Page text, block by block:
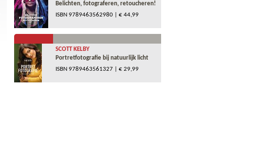
Belichten, fotograferen, retoucheren!
ISBN 9789463562980 | € 44,99
SCOTT KELBY
Portretfotografie bij natuurlijk licht
ISBN 9789463561327 | € 29,99